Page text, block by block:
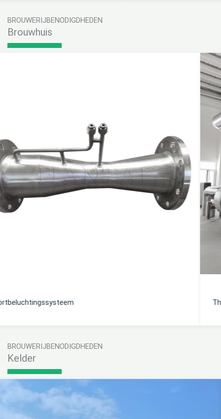
BROUWERIJBENODIGDHEDEN
Brouwhuis
Thermische terugwinningsoplossing
BROUWERIJBENODIGDHEDEN
Kelder